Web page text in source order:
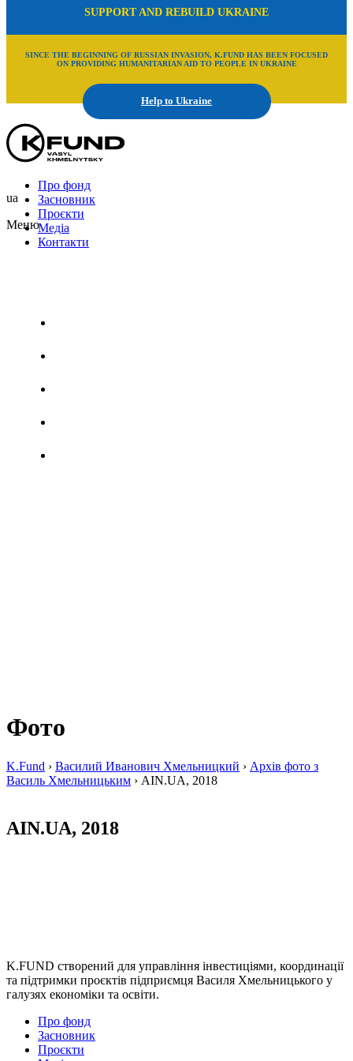
SUPPORT AND REBUILD UKRAINE
SINCE THE BEGINNING OF RUSSIAN INVASION, K.FUND HAS BEEN FOCUSED
ON PROVIDING HUMANITARIAN AID TO PEOPLE IN UKRAINE
Help to Ukraine
Про фонд
Засновник
Проєкти
Медіа
Контакти
ua
Меню
Фото
K.Fund › Василий Иванович Хмельницкий › Архів фото з
Василь Хмельницьким › AIN.UA, 2018
AIN.UA, 2018
K.FUND створений для управління інвестиціями, координації
та підтримки проєктів підприємця Василя Хмельницького у
галузях економіки та освіти.
Про фонд
Засновник
Проєкти